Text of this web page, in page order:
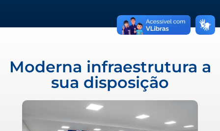
Moderna infraestrutura a
sua disposição